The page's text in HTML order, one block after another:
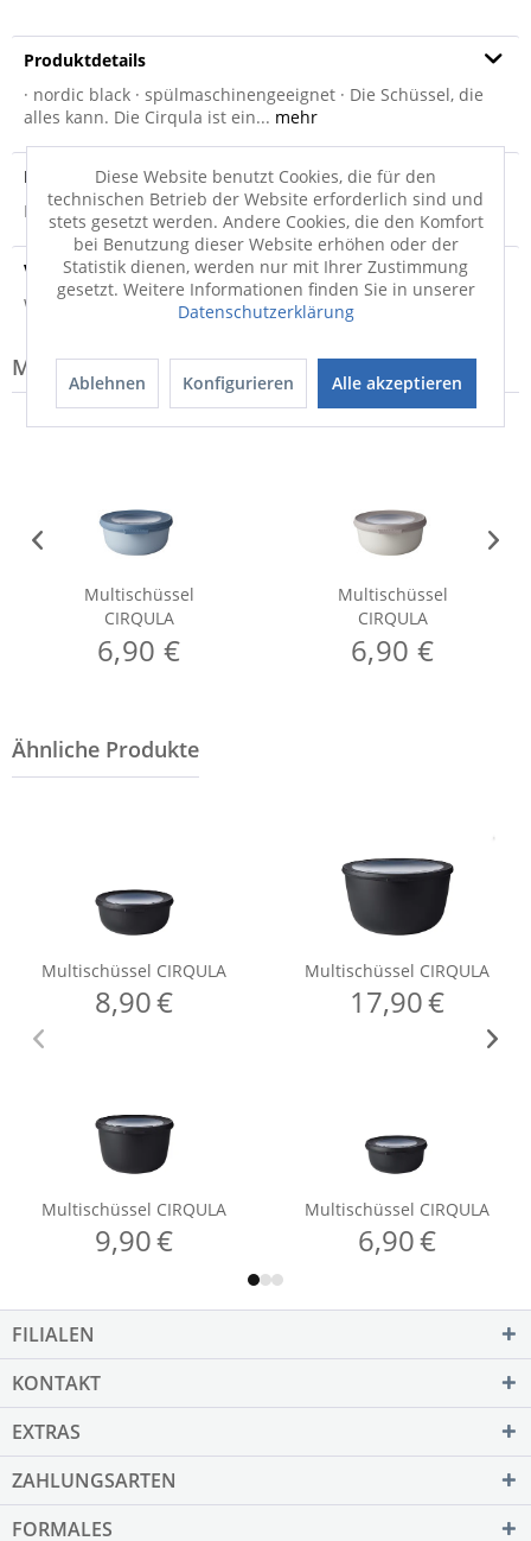
Produktdetails
· nordic black · spülmaschinengeeignet · Die Schüssel, die
alles kann. Die Cirqula ist ein... mehr
Produktsicherheit
Produktsicherheit
Versandinfo
Weitere Informationen zum Versand...
Modell-Familie: CIRQULA
Multischüssel
CIRQULA
6,90 €
Multischüssel
CIRQULA
6,90 €
FILIALEN
KONTAKT
EXTRAS
ZAHLUNGSARTEN
FORMALES
Diese Website benutzt Cookies, die für den
technischen Betrieb der Website erforderlich sind und
stets gesetzt werden. Andere Cookies, die den Komfort
bei Benutzung dieser Website erhöhen oder der
Statistik dienen, werden nur mit Ihrer Zustimmung
gesetzt. Weitere Informationen finden Sie in unserer
Datenschutzerklärung
Ablehnen Konfigurieren Alle akzeptieren